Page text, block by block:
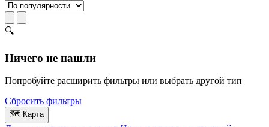
🔍
Ничего не нашли
Попробуйте расширить фильтры или выбрать другой тип
Сбросить фильтры
🗺 Карта